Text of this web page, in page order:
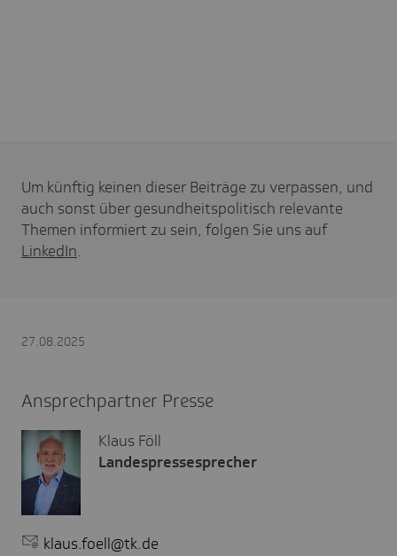
Um künftig keinen dieser Beiträge zu verpassen, und
auch sonst über gesundheitspolitisch relevante
Themen informiert zu sein, folgen Sie uns auf
LinkedIn.
27.08.2025
Ansprechpartner Presse
Klaus Föll
Landespressesprecher
klaus.foell@tk.de